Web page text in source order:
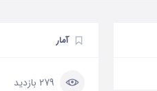
آمار
279 بازدید